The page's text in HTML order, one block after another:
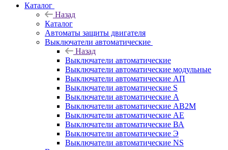
Каталог
Назад
Каталог
Автоматы защиты двигателя
Выключатели автоматические
Назад
Выключатели автоматические
Выключатели автоматические модульные
Выключатели автоматические АП
Выключатели автоматические S
Выключатели автоматические А
Выключатели автоматические АВ2М
Выключатели автоматические АЕ
Выключатели автоматические ВА
Выключатели автоматические Э
Выключатели автоматические NS